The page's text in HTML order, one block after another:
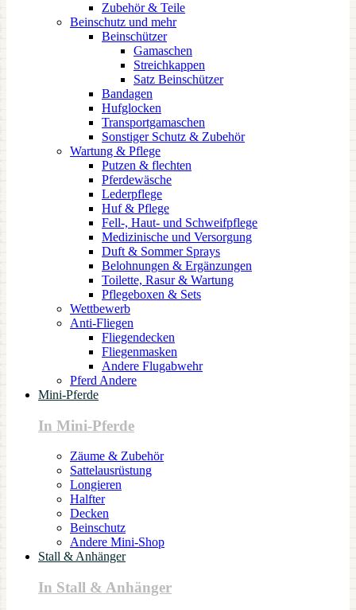
Zubehör & Teile
Beinschutz und mehr
Beinschützer
Gamaschen
Streichkappen
Satz Beinschützer
Bandagen
Hufglocken
Transportgamaschen
Sonstiger Schutz & Zubehör
Wartung & Pflege
Putzen & flechten
Pferdewäsche
Lederpflege
Huf & Pflege
Fell-, Haut- und Schweifpflege
Medizinische und Versorgung
Duft & Sommer Sprays
Belohnungen & Ergänzungen
Toilette, Rasur & Wartung
Pflegeboxen & Sets
Wettbewerb
Anti-Fliegen
Fliegendecken
Fliegenmasken
Andere Flugabwehr
Pferd Andere
Mini-Pferde
In Mini-Pferde
Zäume & Zubehör
Sattelausrüstung
Longieren
Halfter
Decken
Beinschutz
Andere Mini-Shop
Stall & Anhänger
In Stall & Anhänger